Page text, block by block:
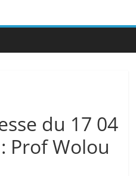
du 17 04
Prof Wolou